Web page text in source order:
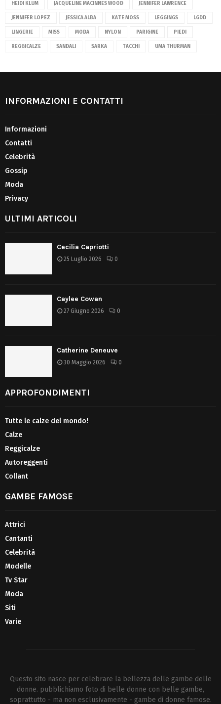
HEIDI KLUM JACQUELINE MACINNES WOOD JENNIFER LAWRENCE
JENNIFER LOPEZ JESSICA ALBA KATE MOSS LEGGINGS LGDD
LINGERIE MISS MODA NYLON PARIGINE PIEDI
REGGICALZE SANDALI SARKA TACCHI UMA THURMAN
INFORMAZIONI E CONTATTI
Informazioni
Contatti
Celebrità
Gossip
Moda
Privacy
ULTIMI ARTICOLI
Cecilia Capriotti
25 Luglio 2026 0
Caylee Cowan
27 Giugno 2026 0
Catherine Deneuve
30 Maggio 2026 0
APPROFONDIMENTI
Tutte le calze del mondo!
Calze
Reggicalze
Autoreggenti
Collant
GAMBE FAMOSE
Attrici
Cantanti
Celebrità
Modelle
Tv Star
Moda
Siti
Varie
Questo sito nasce per celebrare la bellezza delle gambe delle
donne. pubblichiamo foto di belle donne con belle gambe,
soprattutto - ma non esclusivamente - gambe di donne famose.